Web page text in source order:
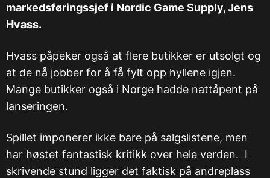
markedsføringssjef i Nordic Game Supply, Jens
Hvass.
Hvass påpeker også at flere butikker er utsolgt og
at de nå jobber for å få fylt opp hyllene igjen.
Mange butikker også i Norge hadde nattåpent på
lanseringen.
Spillet imponerer ikke bare på salgslistene, men
har høstet fantastisk kritikk over hele verden. I
skrivende stund ligger det faktisk på andreplass